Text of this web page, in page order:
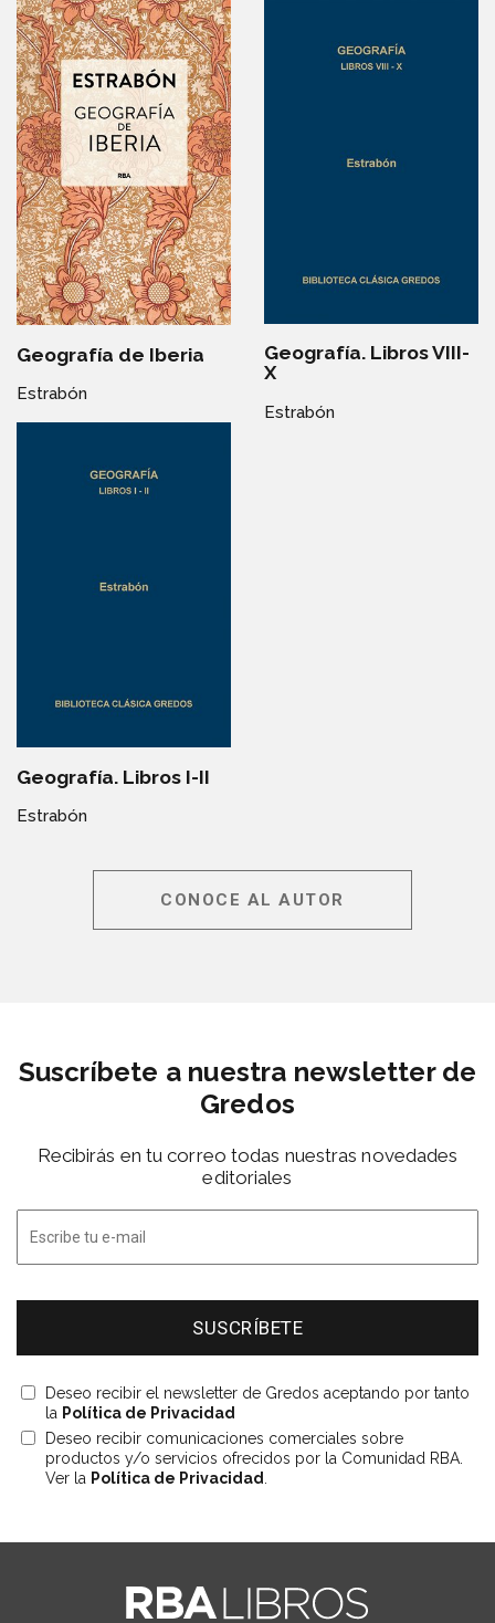
Geografía de Iberia
Estrabón
Geografía. Libros VIII-
X
Estrabón
Geografía. Libros I-II
Estrabón
CONOCE AL AUTOR
Suscríbete a nuestra newsletter de
Gredos
Recibirás en tu correo todas nuestras novedades
editoriales
Deseo recibir el newsletter de Gredos aceptando por tanto
la Política de Privacidad
Deseo recibir comunicaciones comerciales sobre
productos y/o servicios ofrecidos por la Comunidad RBA.
Ver la Política de Privacidad.